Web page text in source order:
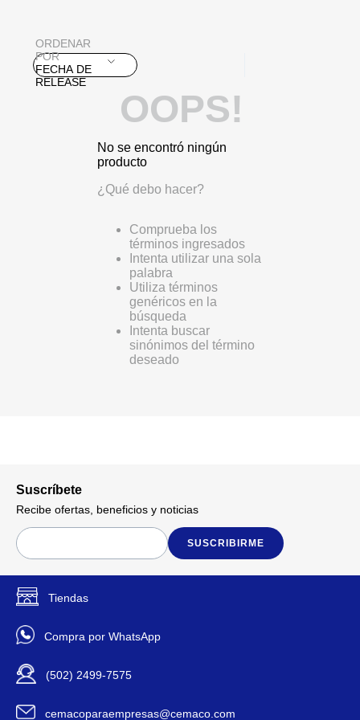
ORDENAR
POR
FECHA DE
RELEASE
OOPS!
No se encontró ningún
producto
¿Qué debo hacer?
Comprueba los
términos ingresados
Intenta utilizar una sola
palabra
Utiliza términos
genéricos en la
búsqueda
Intenta buscar
sinónimos del término
deseado
Suscríbete
Recibe ofertas, beneficios y noticias
SUSCRIBIRME
Tiendas
Compra por WhatsApp
(502) 2499-7575
cemacoparaempresas@cemaco.com